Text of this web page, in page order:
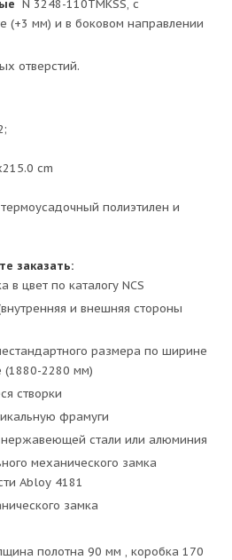
N 3248-110TMKSS, с
(+3 мм) и в боковом направлении
отверстий.
cm
полиэтилен и
заказать:
в цвет по каталогу NCS
и внешняя стороны
размера по ширине
(1880-2280 мм)
створки
фрамуги
стали или алюминия
механического замка
Abloy 4181
замка
полотна 90 мм , коробка 170